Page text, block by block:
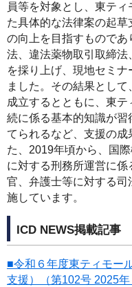
員等を対象とし、東テ
た具体的な法律案の起
の向上を目指すもので
法、違法薬物取引取締
を採り上げ、現地セミ
ました。その結果とし
成立するとともに、東
続に係る基本的知識が
てられるなど、支援の成
た、2019年頃から、国
に対する刑務所運営に
官、弁護士等に対する
施しています。
ICD NEWS掲載記事
■令和６年度東ティモー
支援）（第102号 2025年